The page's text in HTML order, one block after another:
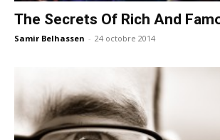
The Secrets Of Rich And
Samir Belhassen - 24 octobre 2014